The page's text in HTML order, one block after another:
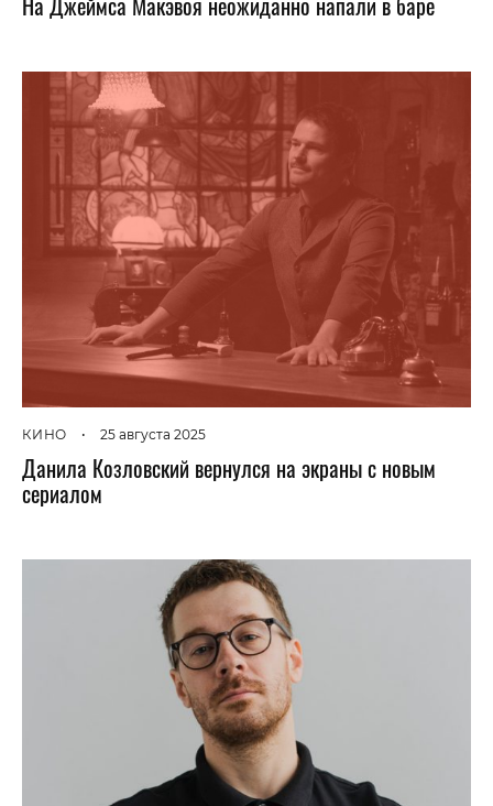
КИНО • 25 августа 2025
Данила Козловский вернулся на экраны с новым
сериалом